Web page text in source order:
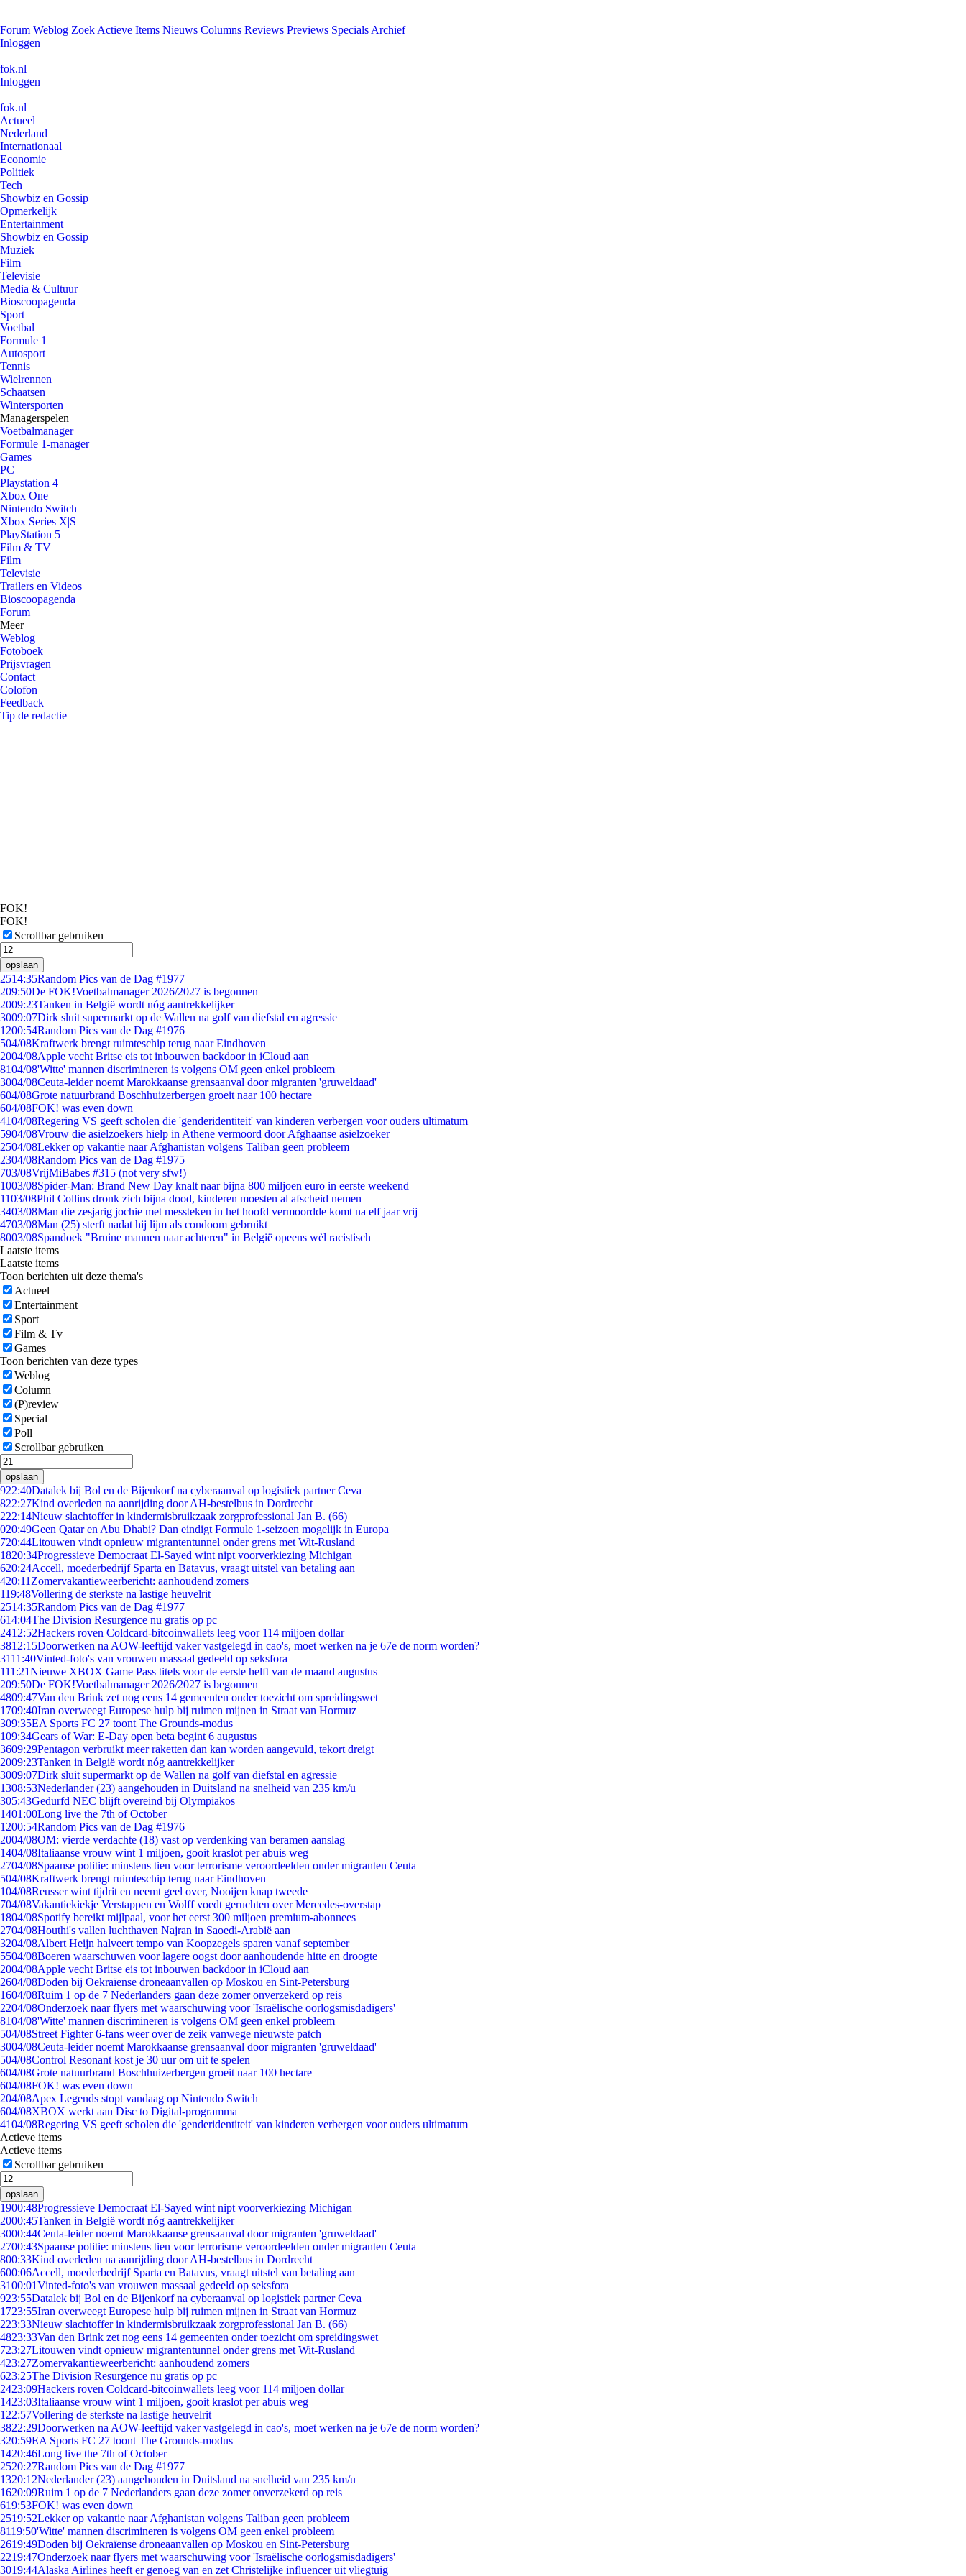
Forum Weblog Zoek Actieve Items Nieuws Columns Reviews Previews Specials Archief
Inloggen
fok.nl
Inloggen
fok.nl
Actueel
Nederland
Internationaal
Economie
Politiek
Tech
Showbiz en Gossip
Opmerkelijk
Entertainment
Showbiz en Gossip
Muziek
Film
Televisie
Media & Cultuur
Bioscoopagenda
Sport
Voetbal
Formule 1
Autosport
Tennis
Wielrennen
Schaatsen
Wintersporten
Managerspelen
Voetbalmanager
Formule 1-manager
Games
PC
Playstation 4
Xbox One
Nintendo Switch
Xbox Series X|S
PlayStation 5
Film & TV
Film
Televisie
Trailers en Videos
Bioscoopagenda
Forum
Meer
Weblog
Fotoboek
Prijsvragen
Contact
Colofon
Feedback
Tip de redactie
FOK!
FOK!
Scrollbar gebruiken
opslaan
2514:35Random Pics van de Dag #1977
209:50De FOK!Voetbalmanager 2026/2027 is begonnen
2009:23Tanken in België wordt nóg aantrekkelijker
3009:07Dirk sluit supermarkt op de Wallen na golf van diefstal en agressie
1200:54Random Pics van de Dag #1976
504/08Kraftwerk brengt ruimteschip terug naar Eindhoven
2004/08Apple vecht Britse eis tot inbouwen backdoor in iCloud aan
8104/08'Witte' mannen discrimineren is volgens OM geen enkel probleem
3004/08Ceuta-leider noemt Marokkaanse grensaanval door migranten 'gruweldaad'
604/08Grote natuurbrand Boschhuizerbergen groeit naar 100 hectare
604/08FOK! was even down
4104/08Regering VS geeft scholen die 'genderidentiteit' van kinderen verbergen voor ouders ultimatum
5904/08Vrouw die asielzoekers hielp in Athene vermoord door Afghaanse asielzoeker
2504/08Lekker op vakantie naar Afghanistan volgens Taliban geen probleem
2304/08Random Pics van de Dag #1975
703/08VrijMiBabes #315 (not very sfw!)
1003/08Spider-Man: Brand New Day knalt naar bijna 800 miljoen euro in eerste weekend
1103/08Phil Collins dronk zich bijna dood, kinderen moesten al afscheid nemen
3403/08Man die zesjarig jochie met messteken in het hoofd vermoordde komt na elf jaar vrij
4703/08Man (25) sterft nadat hij lijm als condoom gebruikt
8003/08Spandoek "Bruine mannen naar achteren" in België opeens wèl racistisch
Laatste items
Laatste items
Toon berichten uit deze thema's
Actueel
Entertainment
Sport
Film & Tv
Games
Toon berichten van deze types
Weblog
Column
(P)review
Special
Poll
Scrollbar gebruiken
opslaan
922:40Datalek bij Bol en de Bijenkorf na cyberaanval op logistiek partner Ceva
822:27Kind overleden na aanrijding door AH-bestelbus in Dordrecht
222:14Nieuw slachtoffer in kindermisbruikzaak zorgprofessional Jan B. (66)
020:49Geen Qatar en Abu Dhabi? Dan eindigt Formule 1-seizoen mogelijk in Europa
720:44Litouwen vindt opnieuw migrantentunnel onder grens met Wit-Rusland
1820:34Progressieve Democraat El-Sayed wint nipt voorverkiezing Michigan
620:24Accell, moederbedrijf Sparta en Batavus, vraagt uitstel van betaling aan
420:11 Zomervakantieweerbericht: aanhoudend zomers
119:48Vollering de sterkste na lastige heuvelrit
2514:35Random Pics van de Dag #1977
614:04The Division Resurgence nu gratis op pc
2412:52Hackers roven Coldcard-bitcoinwallets leeg voor 114 miljoen dollar
3812:15Doorwerken na AOW-leeftijd vaker vastgelegd in cao's, moet werken na je 67e de norm worden?
3111:40Vinted-foto's van vrouwen massaal gedeeld op seksfora
111:21Nieuwe XBOX Game Pass titels voor de eerste helft van de maand augustus
209:50De FOK!Voetbalmanager 2026/2027 is begonnen
4809:47Van den Brink zet nog eens 14 gemeenten onder toezicht om spreidingswet
1709:40Iran overweegt Europese hulp bij ruimen mijnen in Straat van Hormuz
309:35EA Sports FC 27 toont The Grounds-modus
109:34Gears of War: E-Day open beta begint 6 augustus
3609:29Pentagon verbruikt meer raketten dan kan worden aangevuld, tekort dreigt
2009:23Tanken in België wordt nóg aantrekkelijker
3009:07Dirk sluit supermarkt op de Wallen na golf van diefstal en agressie
1308:53Nederlander (23) aangehouden in Duitsland na snelheid van 235 km/u
305:43Gedurfd NEC blijft overeind bij Olympiakos
1401:00Long live the 7th of October
1200:54Random Pics van de Dag #1976
2004/08OM: vierde verdachte (18) vast op verdenking van beramen aanslag
1404/08Italiaanse vrouw wint 1 miljoen, gooit kraslot per abuis weg
2704/08Spaanse politie: minstens tien voor terrorisme veroordeelden onder migranten Ceuta
504/08Kraftwerk brengt ruimteschip terug naar Eindhoven
104/08Reusser wint tijdrit en neemt geel over, Nooijen knap tweede
704/08Vakantiekiekje Verstappen en Wolff voedt geruchten over Mercedes-overstap
1804/08Spotify bereikt mijlpaal, voor het eerst 300 miljoen premium-abonnees
2704/08Houthi's vallen luchthaven Najran in Saoedi-Arabië aan
3204/08Albert Heijn halveert tempo van Koopzegels sparen vanaf september
5504/08Boeren waarschuwen voor lagere oogst door aanhoudende hitte en droogte
2004/08Apple vecht Britse eis tot inbouwen backdoor in iCloud aan
2604/08Doden bij Oekraïense droneaanvallen op Moskou en Sint-Petersburg
1604/08Ruim 1 op de 7 Nederlanders gaan deze zomer onverzekerd op reis
2204/08Onderzoek naar flyers met waarschuwing voor 'Israëlische oorlogsmisdadigers'
8104/08'Witte' mannen discrimineren is volgens OM geen enkel probleem
504/08Street Fighter 6-fans weer over de zeik vanwege nieuwste patch
3004/08Ceuta-leider noemt Marokkaanse grensaanval door migranten 'gruweldaad'
504/08Control Resonant kost je 30 uur om uit te spelen
604/08Grote natuurbrand Boschhuizerbergen groeit naar 100 hectare
604/08FOK! was even down
204/08Apex Legends stopt vandaag op Nintendo Switch
604/08XBOX werkt aan Disc to Digital-programma
4104/08Regering VS geeft scholen die 'genderidentiteit' van kinderen verbergen voor ouders ultimatum
Actieve items
Actieve items
Scrollbar gebruiken
opslaan
1900:48Progressieve Democraat El-Sayed wint nipt voorverkiezing Michigan
2000:45Tanken in België wordt nóg aantrekkelijker
3000:44Ceuta-leider noemt Marokkaanse grensaanval door migranten 'gruweldaad'
2700:43Spaanse politie: minstens tien voor terrorisme veroordeelden onder migranten Ceuta
800:33Kind overleden na aanrijding door AH-bestelbus in Dordrecht
600:06Accell, moederbedrijf Sparta en Batavus, vraagt uitstel van betaling aan
3100:01Vinted-foto's van vrouwen massaal gedeeld op seksfora
923:55Datalek bij Bol en de Bijenkorf na cyberaanval op logistiek partner Ceva
1723:55Iran overweegt Europese hulp bij ruimen mijnen in Straat van Hormuz
223:33Nieuw slachtoffer in kindermisbruikzaak zorgprofessional Jan B. (66)
4823:33Van den Brink zet nog eens 14 gemeenten onder toezicht om spreidingswet
723:27Litouwen vindt opnieuw migrantentunnel onder grens met Wit-Rusland
423:27Zomervakantieweerbericht: aanhoudend zomers
623:25The Division Resurgence nu gratis op pc
2423:09Hackers roven Coldcard-bitcoinwallets leeg voor 114 miljoen dollar
1423:03Italiaanse vrouw wint 1 miljoen, gooit kraslot per abuis weg
1 22:57Vollering de sterkste na lastige heuvelrit
3822:29Doorwerken na AOW-leeftijd vaker vastgelegd in cao's, moet werken na je 67e de norm worden?
320:59EA Sports FC 27 toont The Grounds-modus
1420:46Long live the 7th of October
2520:27Random Pics van de Dag #1977
1320:12Nederlander (23) aangehouden in Duitsland na snelheid van 235 km/u
1620:09Ruim 1 op de 7 Nederlanders gaan deze zomer onverzekerd op reis
619:53FOK! was even down
2519:52Lekker op vakantie naar Afghanistan volgens Taliban geen probleem
8119:50'Witte' mannen discrimineren is volgens OM geen enkel probleem
2619:49Doden bij Oekraïense droneaanvallen op Moskou en Sint-Petersburg
2219:47Onderzoek naar flyers met waarschuwing voor 'Israëlische oorlogsmisdadigers'
3019:44Alaska Airlines heeft er genoeg van en zet Christelijke influencer uit vliegtuig